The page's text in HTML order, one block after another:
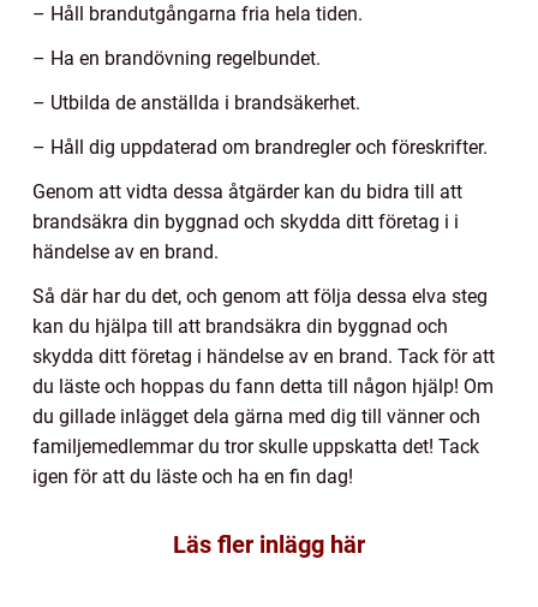
– Håll brandutgångarna fria hela tiden.
– Ha en brandövning regelbundet.
– Utbilda de anställda i brandsäkerhet.
– Håll dig uppdaterad om brandregler och föreskrifter.
Genom att vidta dessa åtgärder kan du bidra till att
brandsäkra din byggnad och skydda ditt företag i i
händelse av en brand.
Så där har du det, och genom att följa dessa elva steg
kan du hjälpa till att brandsäkra din byggnad och
skydda ditt företag i händelse av en brand. Tack för att
du läste och hoppas du fann detta till någon hjälp! Om
du gillade inlägget dela gärna med dig till vänner och
familjemedlemmar du tror skulle uppskatta det! Tack
igen för att du läste och ha en fin dag!
Läs fler inlägg här